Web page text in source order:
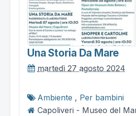
Una Storia Da Mare
martedì 27 agosto 2024
Ambiente , Per bambini
Capoliveri - Museo del